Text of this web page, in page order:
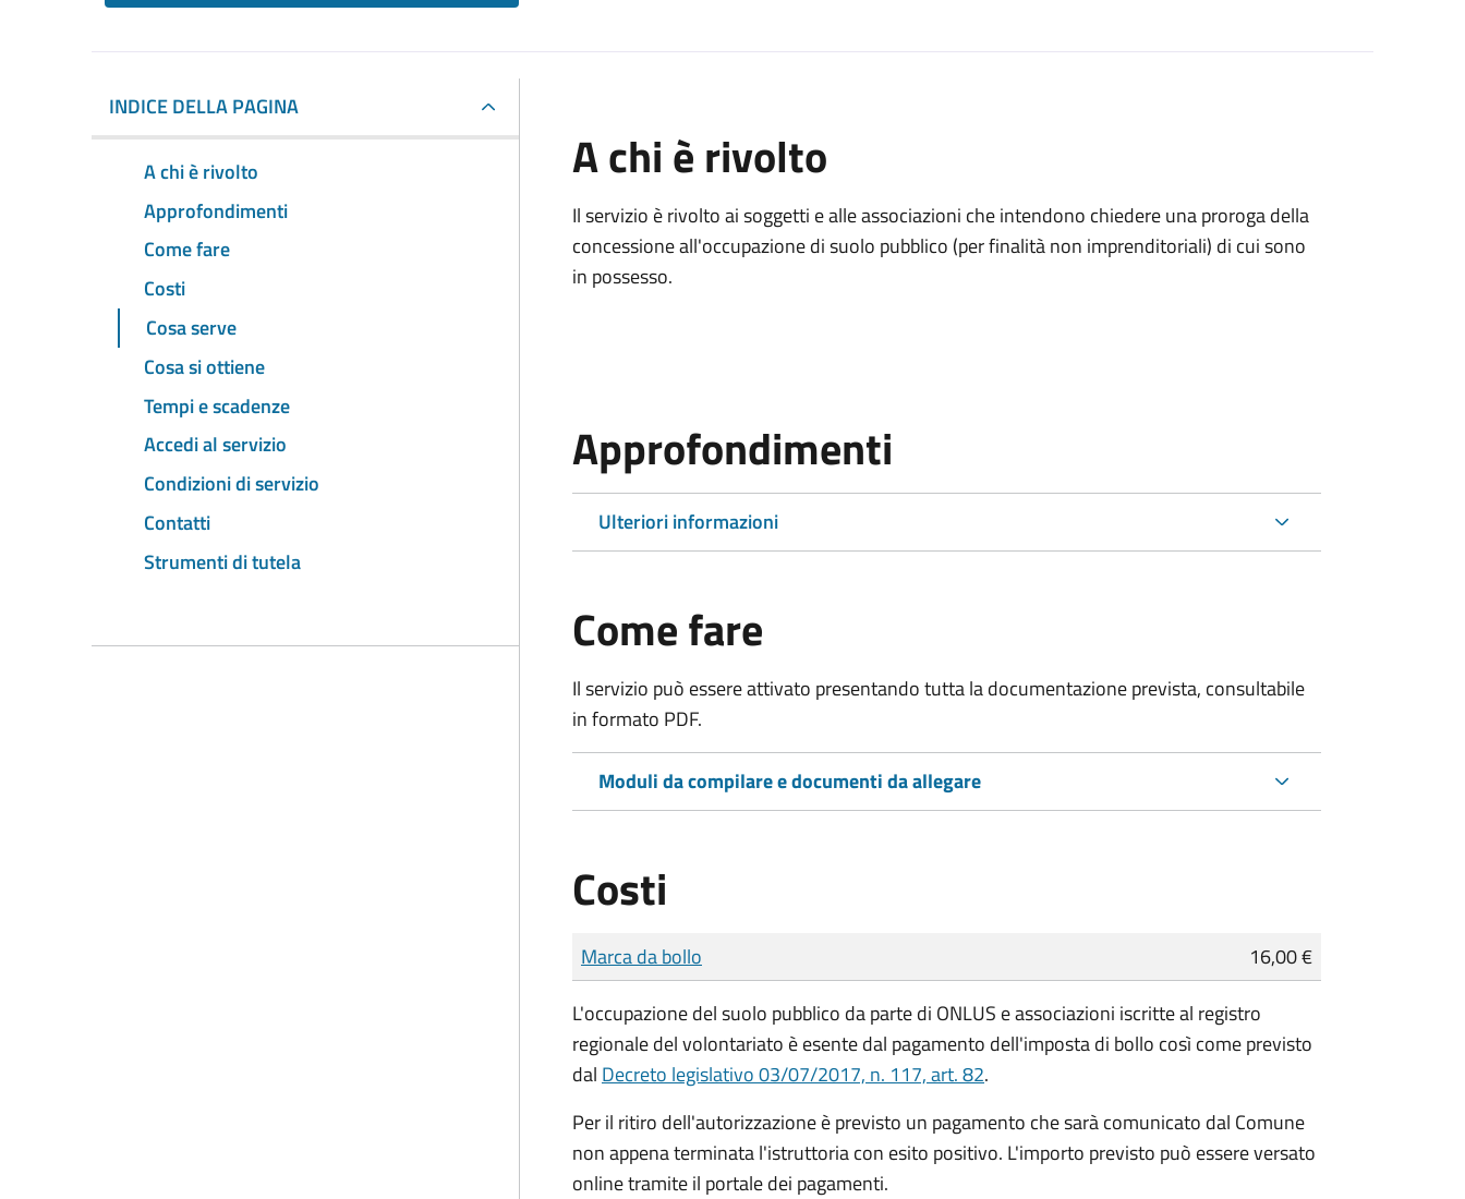
INDICE DELLA PAGINA
A chi è rivolto
Approfondimenti
Come fare
Costi
Cosa serve
Cosa si ottiene
Tempi e scadenze
Accedi al servizio
Condizioni di servizio
Contatti
Strumenti di tutela
A chi è rivolto
Il servizio è rivolto ai soggetti e alle associazioni che intendono chiedere una proroga della
concessione all'occupazione di suolo pubblico (per finalità non imprenditoriali) di cui sono
in possesso.
Approfondimenti
Ulteriori informazioni
Come fare
Il servizio può essere attivato presentando tutta la documentazione prevista, consultabile
in formato PDF.
Moduli da compilare e documenti da allegare
Costi
Tipo di pagamento
Importo
Marca da bollo
16,00 €
L'occupazione del suolo pubblico da parte di ONLUS e associazioni iscritte al registro
regionale del volontariato è esente dal pagamento dell'imposta di bollo così come previsto
dal Decreto legislativo 03/07/2017, n. 117, art. 82.
Per il ritiro dell'autorizzazione è previsto un pagamento che sarà comunicato dal Comune
non appena terminata l'istruttoria con esito positivo. L'importo previsto può essere versato
online tramite il portale dei pagamenti.